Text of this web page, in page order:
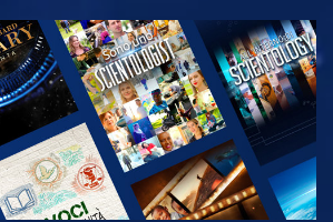
ESPLORA LE
SERIE